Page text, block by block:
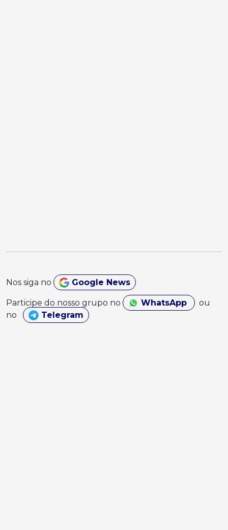
Nos siga no Google News
Participe do nosso grupo no WhatsApp
ou
no
Telegram